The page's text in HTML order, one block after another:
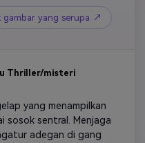
gambar yang serupa ↗
Thriller/misteri
yang menampilkan
sosok sentral. Menjaga
adegan di gang